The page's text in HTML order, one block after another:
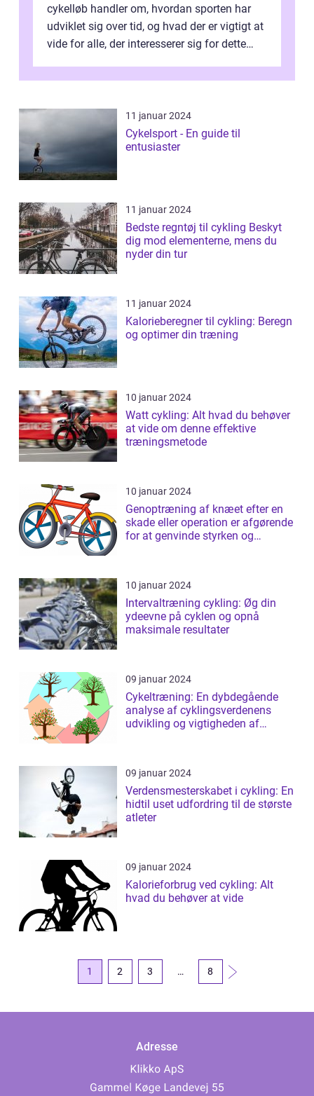
cykelløb handler om, hvordan sporten har
udviklet sig over tid, og hvad der er vigtigt at
vide for alle, der interesserer sig for dette
11 januar 2024
Cykelsport - En guide til
entusiaster
11 januar 2024
Bedste regntøj til cykling Beskyt
dig mod elementerne, mens du
nyder din tur
11 januar 2024
Kalorieberegner til cykling: Beregn
og optimer din træning
10 januar 2024
Watt cykling: Alt hvad du behøver
at vide om denne effektive
træningsmetode
10 januar 2024
Genoptræning af knæet efter en
skade eller operation er afgørende
for at genvinde styrken og
10 januar 2024
Intervaltræning cykling: Øg din
ydeevne på cyklen og opnå
maksimale resultater
09 januar 2024
Cykeltræning: En dybdegående
analyse af cyklingsverdenens
udvikling og vigtigheden af
09 januar 2024
Verdensmesterskabet i cykling: En
hidtil uset udfordring til de største
atleter
09 januar 2024
Kalorieforbrug ved cykling: Alt
hvad du behøver at vide
1 2 3 … 8
Adresse